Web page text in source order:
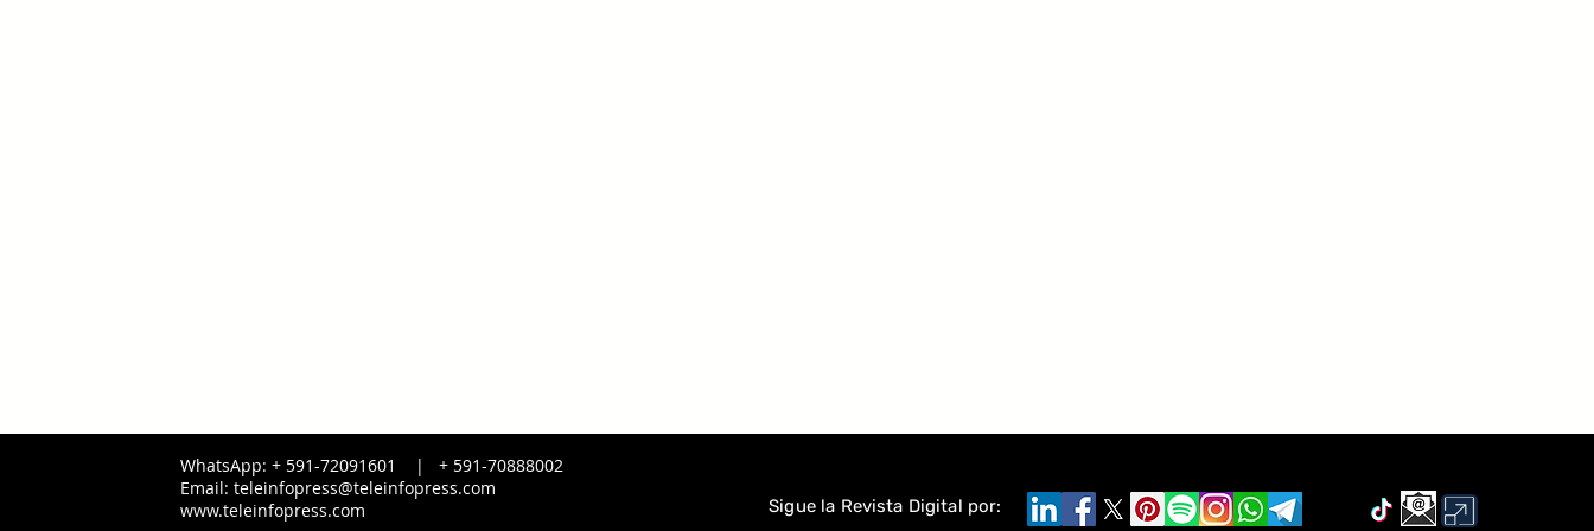
WhatsApp: + 591-72091601 | + 591-70888002
Email: teleinfopress@teleinfopress.com
www.teleinfopress.com
Sigue la Revista Digital por: